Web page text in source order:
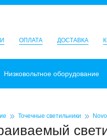
ОПЛАТА ДОСТАВКА
Низковольтное оборудование
Точечные светильники